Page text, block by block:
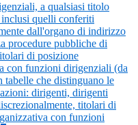
a qualsiasi titolo
quelli conferiti
dall'organo di indirizzo
procedure pubbliche di
di posizione
con funzioni dirigenziali (da
tabelle che distinguano le
dirigenti, dirigenti
titolari di
con funzioni